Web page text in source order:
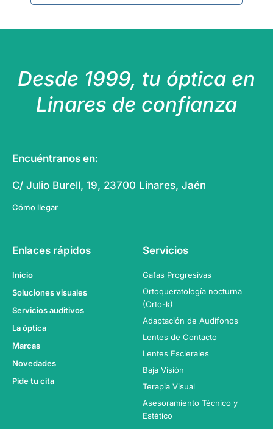
Desde 1999, tu óptica en
Linares de confianza
Encuéntranos en:
C/ Julio Burell, 19, 23700 Linares, Jaén
Cómo llegar
Enlaces rápidos
Inicio
Soluciones visuales
Servicios auditivos
La óptica
Marcas
Novedades
Pide tu cita
Servicios
Gafas Progresivas
Ortoqueratología nocturna
(Orto-k)
Adaptación de Audífonos
Lentes de Contacto
Lentes Esclerales
Baja Visión
Terapia Visual
Asesoramiento Técnico y
Estético